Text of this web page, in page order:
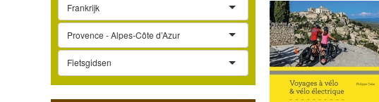
Frankrijk
Provence - Alpes-Côte d’Azur
Fietsgidsen